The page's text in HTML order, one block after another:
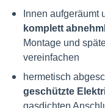
Innen aufgeräumt
komplett
Montage und
vereinfachen
hermetisch
geschützte
gasdichten